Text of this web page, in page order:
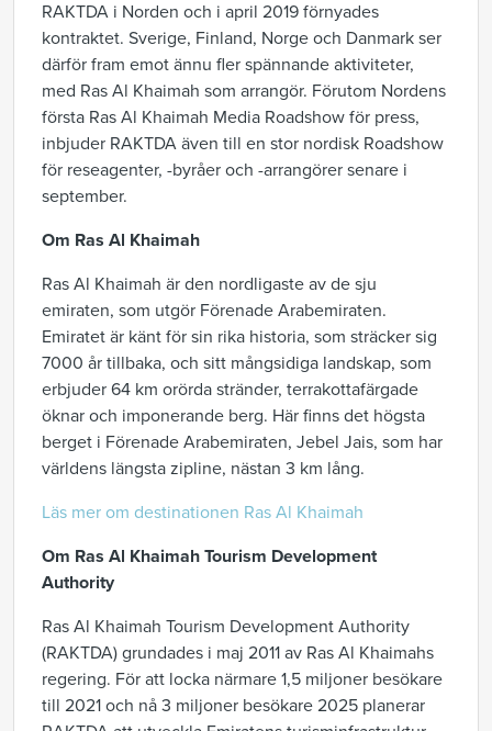
RAKTDA i Norden och i april 2019 förnyades
kontraktet. Sverige, Finland, Norge och Danmark ser
därför fram emot ännu fler spännande aktiviteter,
med Ras Al Khaimah som arrangör. Förutom Nordens
första Ras Al Khaimah Media Roadshow för press,
inbjuder RAKTDA även till en stor nordisk Roadshow
för reseagenter, -byråer och -arrangörer senare i
september.
Om Ras Al Khaimah
Ras Al Khaimah är den nordligaste av de sju
emiraten, som utgör Förenade Arabemiraten.
Emiratet är känt för sin rika historia, som sträcker sig
7000 år tillbaka, och sitt mångsidiga landskap, som
erbjuder 64 km orörda stränder, terrakottafärgade
öknar och imponerande berg. Här finns det högsta
berget i Förenade Arabemiraten, Jebel Jais, som har
världens längsta zipline, nästan 3 km lång.
Läs mer om destinationen Ras Al Khaimah
Om Ras Al Khaimah Tourism Development
Authority
Ras Al Khaimah Tourism Development Authority
(RAKTDA) grundades i maj 2011 av Ras Al Khaimahs
regering. För att locka närmare 1,5 miljoner besökare
till 2021 och nå 3 miljoner besökare 2025 planerar